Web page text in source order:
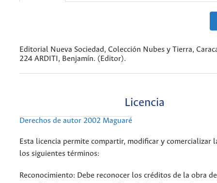
Editorial Nueva Sociedad, Colección Nubes y Tierra,
224 ARDITI, Benjamín. (Editor).
Licencia
Derechos de autor 2002 Maguaré
Esta licencia permite compartir, modificar y comercializar
los siguientes términos:
Reconocimiento: Debe reconocer los créditos de la obra